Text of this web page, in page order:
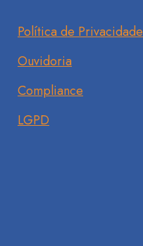
Política de Privacidade
Ouvidoria
Compliance
LGPD